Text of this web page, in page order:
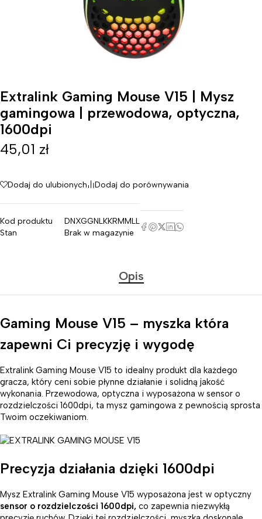
Extralink Gaming Mouse V15 | Mysz
gamingowa | przewodowa, optyczna,
1600dpi
45,01 zł
Dodaj do ulubionych Dodaj do porównywania
Kod produktu
DNXGGNLKKRMMLL
Stan
Brak w magazynie
Opis
Gaming Mouse V15 – myszka która
zapewni Ci precyzję i wygodę
Extralink Gaming Mouse V15 to idealny produkt dla każdego
gracza, który ceni sobie płynne działanie i solidną jakość
wykonania. Przewodowa, optyczna i wyposażona w sensor o
rozdzielczości 1600dpi, ta mysz gamingowa z pewnością sprosta
Twoim oczekiwaniom.
Precyzja działania dzięki 1600dpi
Mysz Extralink Gaming Mouse V15 wyposażona jest w optyczny
sensor o rozdzielczości 1600dpi, co zapewnia niezwykłą